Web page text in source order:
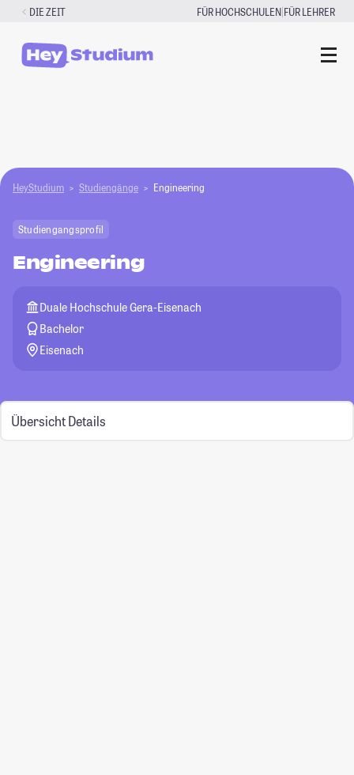
Zum
springen
DIE ZEIT FÜR HOCHSCHULEN|FÜR LEHRER
HeyStudium Studiengänge Engineering
Studiengangsprofil
Engineering
Duale Hochschule Gera-Eisenach
Bachelor
Eisenach
Übersicht Details